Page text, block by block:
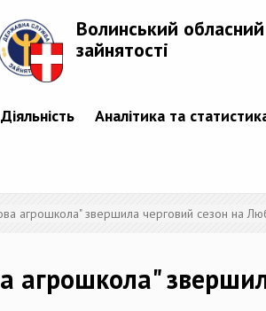
Волинський
зайнятості
Діяльність Аналітика та
агрошкола" звершила черговий сезон на
агрошкола"